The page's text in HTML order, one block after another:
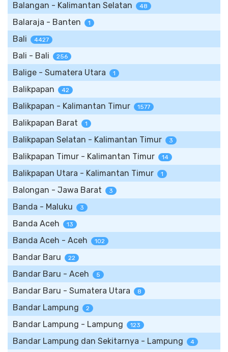
Balangan - Kalimantan Selatan 48
Balaraja - Banten 1
Bali 4427
Bali - Bali 256
Balige - Sumatera Utara 1
Balikpapan 42
Balikpapan - Kalimantan Timur 1577
Balikpapan Barat 1
Balikpapan Selatan - Kalimantan Timur 3
Balikpapan Timur - Kalimantan Timur 14
Balikpapan Utara - Kalimantan Timur 1
Balongan - Jawa Barat 3
Banda - Maluku 3
Banda Aceh 13
Banda Aceh - Aceh 102
Bandar Baru 22
Bandar Baru - Aceh 5
Bandar Baru - Sumatera Utara 8
Bandar Lampung 2
Bandar Lampung - Lampung 123
Bandar Lampung dan Sekitarnya - Lampung 4